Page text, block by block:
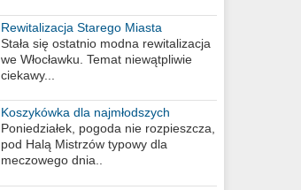
Rewitalizacja Starego Miasta
Stała się ostatnio modna rewitalizacja
we Włocławku. Temat niewątpliwie
ciekawy...
Koszykówka dla najmłodszych
Poniedziałek, pogoda nie rozpieszcza,
pod Halą Mistrzów typowy dla
meczowego dnia..